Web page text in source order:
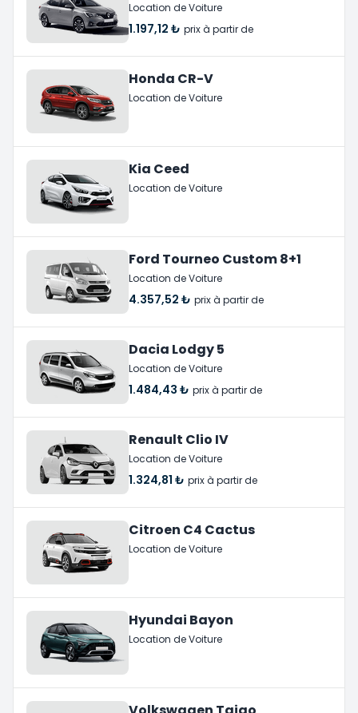
Location de Voiture
1.197,12 ₺ prix à partir de
Honda CR-V
Location de Voiture
Kia Ceed
Location de Voiture
Ford Tourneo Custom 8+1
Location de Voiture
4.357,52 ₺ prix à partir de
Dacia Lodgy 5
Location de Voiture
1.484,43 ₺ prix à partir de
Renault Clio IV
Location de Voiture
1.324,81 ₺ prix à partir de
Citroen C4 Cactus
Location de Voiture
Hyundai Bayon
Location de Voiture